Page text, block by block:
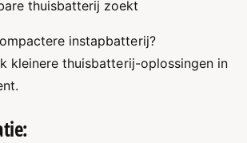
thuisbatterij zoekt
instapbatterij?
kleinere thuisbatterij-oplossingen in